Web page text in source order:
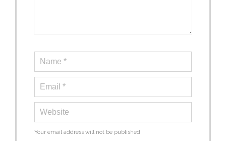
Your email address will not be published.